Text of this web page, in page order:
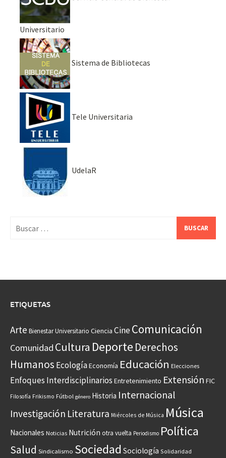
Universitario
Sistema de Bibliotecas
Tele Universitaria
UdelaR
ETIQUETAS
Arte Bienestar Universitario Ciencia CineComunicación
Comunidad Cultura Deporte Derechos
Humanos EcologíaEconomía Educación Elecciones
Enfoques Interdisciplinarios Entretenimiento Extensión FIC
Filosofía Frikismo Fútbol género Historia Internacional
Investigación Literatura Miércoles de Música Música
Nacionales Noticias Nutrición otra vuelta Periodismo Política
Salud Sindicalismo Sociedad Sociología Solidaridad